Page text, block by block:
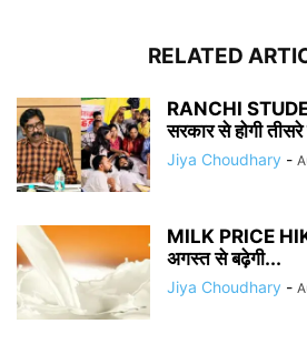
RELATED
RANCHI
सरकार से होगी
Jiya Choudhary -
MILK PRICE
अगस्त से बढ़ेगी...
Jiya Choudhary -